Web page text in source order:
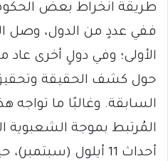
طريقة انخراط بعض
ففي عددٍ من الدول، وصل
الأولى؛ وفي دولٍ أخرى عاد
حول كشف الحقيقة وتحقيق
السابقة. وغالبًا ما تواجه
المُرتبط بموجة الشعبوية
أحداث 11 أيلول